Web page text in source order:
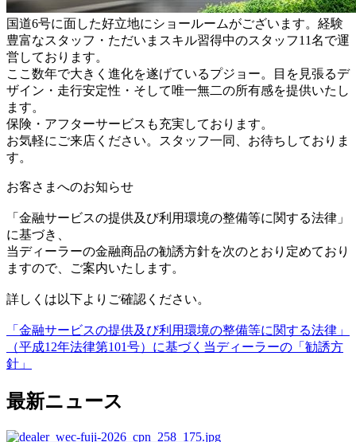
国道6号に面した好立地にショールームがございます。経験
豊富なスタッフ・ただいまスキル習得中のスタッフ11名で運
営しております。
ここ数年で大きく進化を遂げているプジョー。目を見張るデ
ザイン・走行安定性・そして唯一無二の所有感を提供いたし
ます。
保険・アフターサービスも充実しております。
お気軽にご来店ください。スタッフ一同、お待ちしておりま
す。
お客さまへのお知らせ
「金融サービスの提供及び利用環境の整備等に関する法律」
に基づき、
当ディーラーの金融商品の勧誘方針を次のとおり定めており
ますので、ご案内いたします。
詳しくは以下よりご確認ください。
「金融サービスの提供及び利用環境の整備等に関する法律」
（平成12年法律第101号）に基づく当ディーラーの「勧誘方
針」
最新ニュース